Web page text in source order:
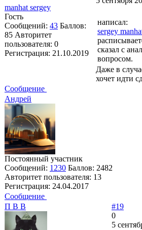
manhat sergey
Гость
Сообщений: 43 Баллов:
85 Авторитет
пользователя: 0
Регистрация: 21.10.2019
написал:
sergey
сказал с
вопросом.
Даже в
хочет идти
Сообщение
Андрей
Постоянный участник
Сообщений: 1230 Баллов: 2482
Авторитет пользователя: 13
Регистрация: 24.04.2017
Сообщение
П В В
#19
0
5